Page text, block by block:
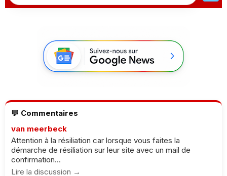
💬 Commentaires
van meerbeck
Attention à la résiliation car lorsque vous faites la
démarche de résiliation sur leur site avec un mail de
confirmation...
Lire la discussion →